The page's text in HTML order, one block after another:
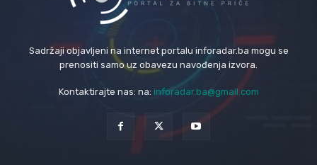
Sadržaji objavljeni na internet portalu inforadar.ba mogu se
prenositi samo uz obavezu navođenja izvora.
Kontaktirajte nas: na: inforadar.ba@gmail.com